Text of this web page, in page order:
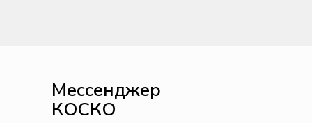
Мессенджер
КОСКО